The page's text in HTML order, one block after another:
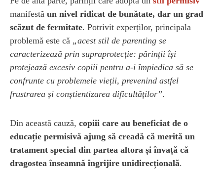
manifestă un nivel ridicat de bunătate, dar un grad
scăzut de fermitate. Potrivit experților, principala
problemă este că „acest stil de parenting se
caracterizează prin supraprotecție: părinții își
protejează excesiv copiii pentru a-i împiedica să se
confrunte cu problemele vieții, prevenind astfel
frustrarea și conștientizarea dificultăților”.
Din această cauză, copiii care au beneficiat de o
educație permisivă ajung să creadă că merită un
tratament special din partea altora și învață că
dragostea înseamnă îngrijire unidirecțională.